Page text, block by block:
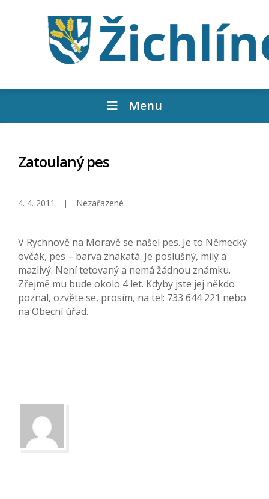
Menu
Zatoulaný pes
4. 4. 2011 Nezařazené
V Rychnově na Moravě se našel pes. Je to Německý
ovčák, pes – barva znakatá. Je poslušný, milý a
mazlivý. Není tetovaný a nemá žádnou známku.
Zřejmě mu bude okolo 4 let. Kdyby jste jej někdo
poznal, ozvěte se, prosím, na tel: 733 644 221 nebo
na Obecní úřad.